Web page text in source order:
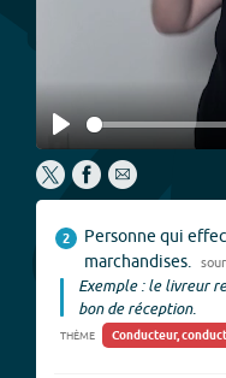
Play
2
Personne qui
marchandises.
Exemple : le livreur
bon de réception.
THÈME Conducteur,